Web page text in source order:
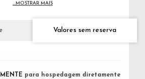
...MOSTRAR MAIS
Valores sem reserva
para hospedagem diretamente